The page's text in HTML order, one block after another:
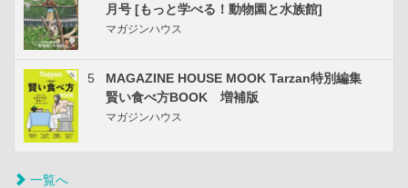
月号 [もっと学べる！動物園と水族館]
マガジンハウス
5
MAGAZINE HOUSE MOOK Tarzan特別編集
賢い食べ方BOOK 増補版
マガジンハウス
一覧へ